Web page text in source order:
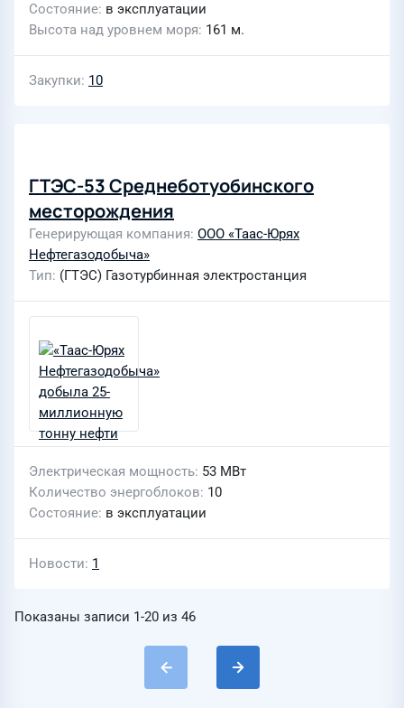
Состояние в эксплуатации
Высота над уровнем моря 161 м.
Закупки 10
ГТЭС-53 Среднеботуобинского
месторождения
Генерирующая компания ООО «Таас-Юрях
Нефтегазодобыча»
Тип (ГТЭС) Газотурбинная электростанция
Электрическая мощность 53 МВт
Количество энергоблоков 10
Состояние в эксплуатации
Новости 1
Показаны записи 1-20 из 46